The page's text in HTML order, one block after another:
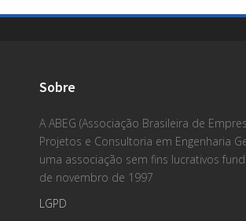
Sobre
A ABEG (Associação Brasileira de
Projetos e Consultoria em Engenharia
uma associação sem fins lucrativos
de novembro de 1997
LGPD